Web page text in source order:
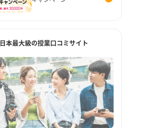
日本最大級の授業口コミサイト